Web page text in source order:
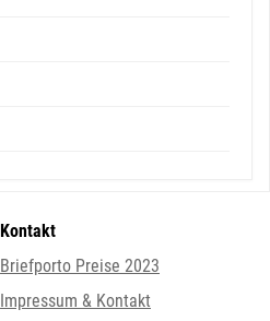
Kontakt
Briefporto Preise 2023
Impressum & Kontakt